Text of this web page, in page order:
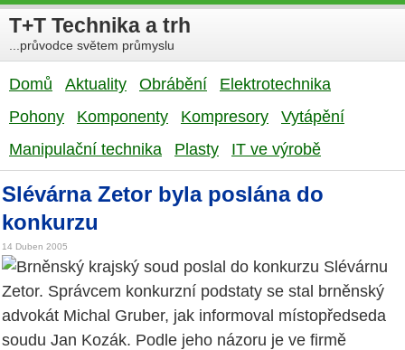
T+T Technika a trh
...průvodce světem průmyslu
Domů Aktuality Obrábění
Elektrotechnika
Pohony
Komponenty Kompresory
Vytápění
Manipulační technika
Plasty IT ve výrobě
Slévárna Zetor byla poslána do
konkurzu
14 Duben 2005
Brněnský krajský soud poslal do konkurzu Slévárnu
Zetor. Správcem konkurzní podstaty se stal brněnský
advokát Michal Gruber, jak informoval místopředseda
soudu Jan Kozák. Podle jeho názoru je ve firmě